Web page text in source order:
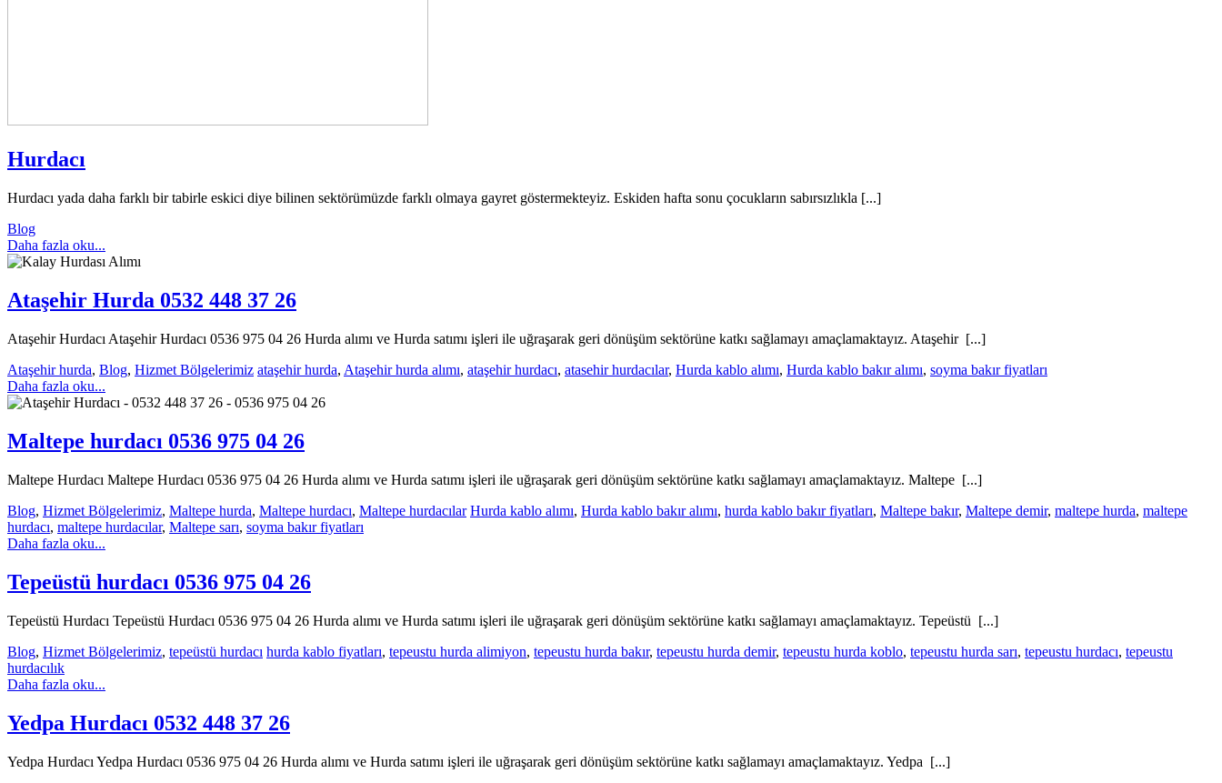
Hurdacı
Hurdacı yada daha farklı bir tabirle eskici diye bilinen sektörümüzde farklı olmaya gayret göstermekteyiz. Eskiden hafta sonu çocukların sabırsızlıkla [...]
Blog
Daha fazla oku...
Ataşehir Hurda 0532 448 37 26
Ataşehir Hurdacı Ataşehir Hurdacı 0536 975 04 26 Hurda alımı ve Hurda satımı işleri ile uğraşarak geri dönüşüm sektörüne katkı sağlamayı amaçlamaktayız. Ataşehir [...]
Ataşehir hurda, Blog, Hizmet Bölgelerimiz ataşehir hurda, Ataşehir hurda alımı, ataşehir hurdacı, atasehir hurdacılar, Hurda kablo alımı, Hurda kablo bakır alımı, soyma bakır fiyatları
Daha fazla oku...
Maltepe hurdacı 0536 975 04 26
Maltepe Hurdacı Maltepe Hurdacı 0536 975 04 26 Hurda alımı ve Hurda satımı işleri ile uğraşarak geri dönüşüm sektörüne katkı sağlamayı amaçlamaktayız. Maltepe [...]
Blog, Hizmet Bölgelerimiz, Maltepe hurda, Maltepe hurdacı, Maltepe hurdacılar Hurda kablo alımı, Hurda kablo bakır alımı, hurda kablo bakır fiyatları, Maltepe bakır, Maltepe demir, maltepe hurda, maltepe
hurdacı, maltepe hurdacılar, Maltepe sarı, soyma bakır fiyatları
Daha fazla oku...
Tepeüstü hurdacı 0536 975 04 26
Tepeüstü Hurdacı Tepeüstü Hurdacı 0536 975 04 26 Hurda alımı ve Hurda satımı işleri ile uğraşarak geri dönüşüm sektörüne katkı sağlamayı amaçlamaktayız. Tepeüstü [...]
Blog, Hizmet Bölgelerimiz, tepeüstü hurdacı hurda kablo fiyatları, tepeustu hurda alimiyon, tepeustu hurda bakır, tepeustu hurda demir, tepeustu hurda koblo, tepeustu hurda sarı, tepeustu hurdacı, tepeustu
hurdacılık
Daha fazla oku...
Yedpa Hurdacı 0532 448 37 26
Yedpa Hurdacı Yedpa Hurdacı 0536 975 04 26 Hurda alımı ve Hurda satımı işleri ile uğraşarak geri dönüşüm sektörüne katkı sağlamayı amaçlamaktayız. Yedpa [...]